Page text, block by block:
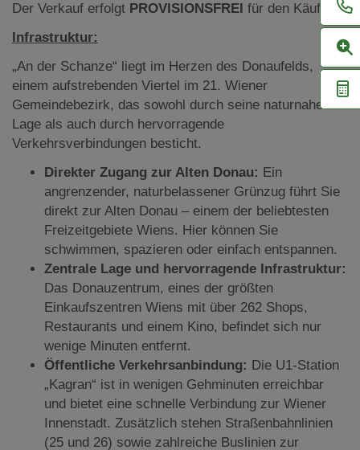
Der Verkauf erfolgt PROVISIONSFREI für den Käufer.
Infrastruktur:
„An der Schanze“ liegt im Herzen des Donaufelds,
einem aufstrebenden Viertel im 21. Wiener
Gemeindebezirk, das sowohl durch seine naturnahe
Lage als auch durch hervorragende
Verkehrsverbindungen besticht.
Direkter Zugang zur Alten Donau: Ein
angrenzender, naturbelassener Grünzug führt Sie
direkt zur Alten Donau – einem der beliebtesten
Freizeitgebiete Wiens. Hier können Sie
schwimmen, spazieren oder einfach entspannen.
Zentrale Lage und hervorragende Infrastruktur:
Das Donauzentrum, eines der größten
Einkaufszentren Wiens mit über 262 Shops,
Restaurants und einem Kino, befindet sich nur
wenige Minuten entfernt.
Öffentliche Verkehrsanbindung: Die U1-Station
„Kagran“ ist in wenigen Gehminuten erreichbar
und bietet eine schnelle Verbindung zur Wiener
Innenstadt. Zusätzlich stehen Straßenbahnlinien
(25 und 26) sowie zahlreiche Buslinien zur